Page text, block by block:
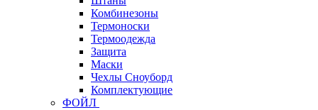
Комбинезоны
Термоноски
Термоодежда
Защита
Маски
Чехлы Сноуборд
Комплектующие
ФОЙЛ